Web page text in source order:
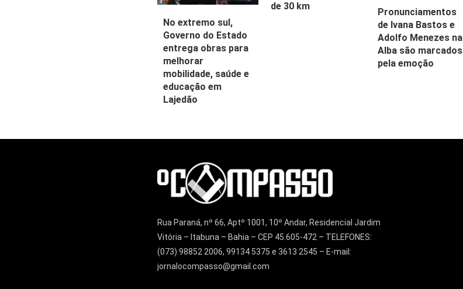
No extremo sul,
Governo do Estado
entrega obras para
melhorar
mobilidade, saúde e
educação em
Lajedão
de 30 km
Pronunciamentos
de Ivana Bastos e
Adolfo Menezes na
Alba são marcados
pela emoção
Rua Paraná, nº 66, Aptº 1001, 10º Andar, Residencial Jardim
Vitória – Itabuna – Bahia – CEP 45.605-472 – TELEFONES:
(073) 98852 2006, 99134 5375 e 3613 2545 – E-mail:
jornalocompasso@gmail.com